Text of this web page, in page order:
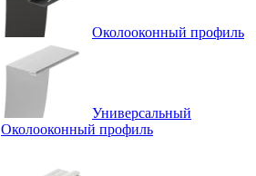
Околооконный профиль
Универсальный
Околооконный профиль